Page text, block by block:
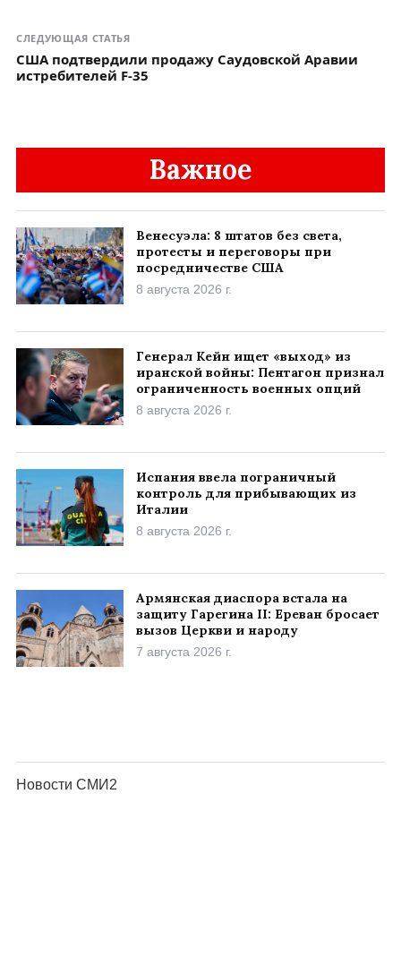
СЛЕДУЮЩАЯ СТАТЬЯ
США подтвердили продажу Саудовской Аравии
истребителей F-35
Важное
Венесуэла: 8 штатов без света,
протесты и переговоры при
посредничестве США
8 августа 2026 г.
Генерал Кейн ищет «выход» из
иранской войны: Пентагон признал
ограниченность военных опций
8 августа 2026 г.
Испания ввела пограничный
контроль для прибывающих из
Италии
8 августа 2026 г.
Армянская диаспора встала на
защиту Гарегина II: Ереван бросает
вызов Церкви и народу
7 августа 2026 г.